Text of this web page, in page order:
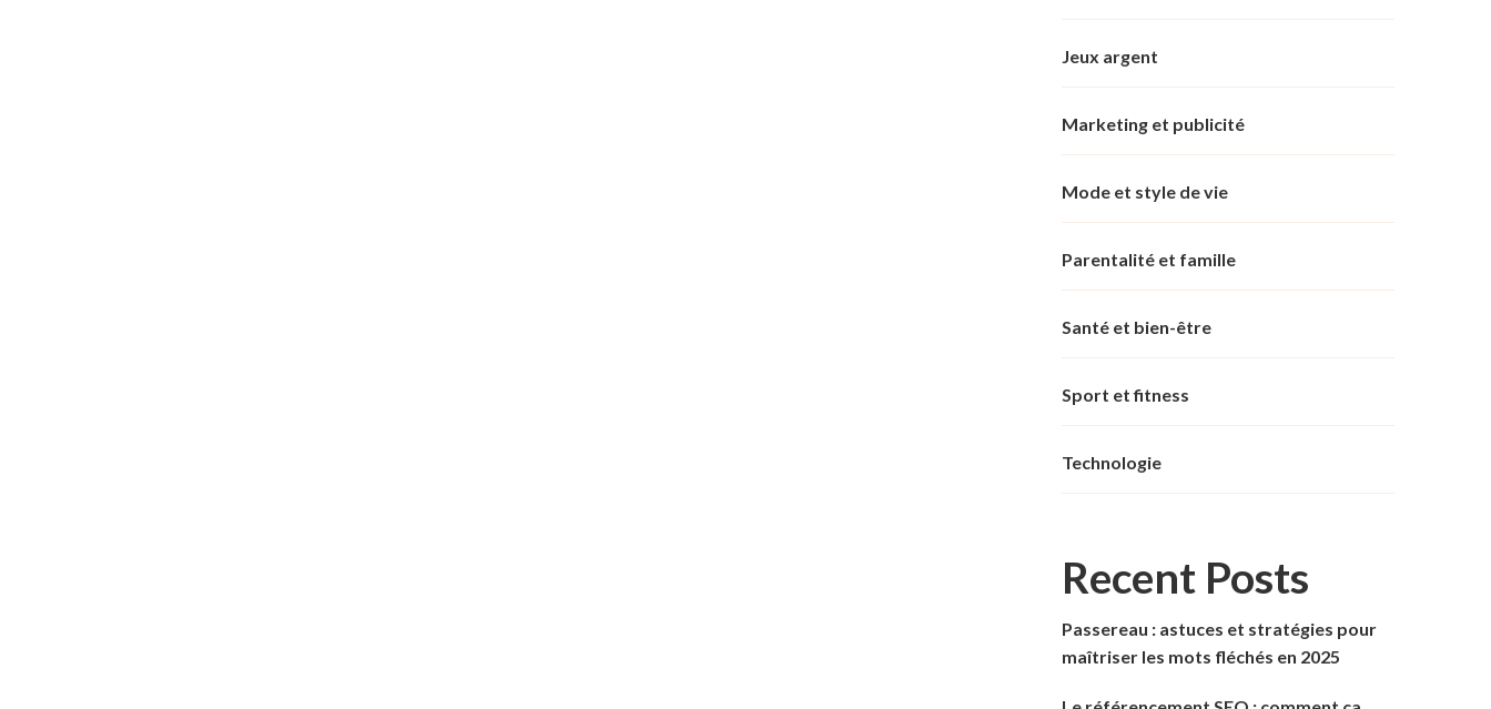
Jeux argent
Marketing et publicité
Mode et style de vie
Parentalité et famille
Santé et bien-être
Sport et fitness
Technologie
Recent Posts
Passereau : astuces et stratégies pour
maîtriser les mots fléchés en 2025